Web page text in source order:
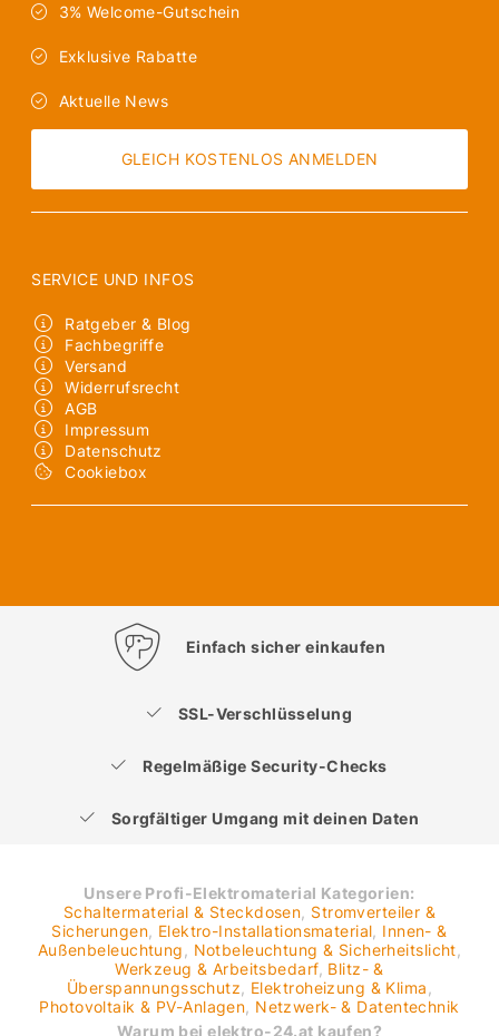
3% Welcome-Gutschein
Exklusive Rabatte
Aktuelle News
GLEICH KOSTENLOS ANMELDEN
SERVICE UND INFOS
Ratgeber & Blog
Fachbegriffe
Versand
Widerrufsrecht
AGB
Impressum
Datenschutz
Cookiebox
Einfach sicher einkaufen
SSL-Verschlüsselung
Regelmäßige Security-Checks
Sorgfältiger Umgang mit deinen Daten
Unsere Profi-Elektromaterial Kategorien:
Schaltermaterial & Steckdosen Stromverteiler &
Sicherungen Elektro-Installationsmaterial Innen- &
Außenbeleuchtung
Notbeleuchtung & Sicherheitslicht
Werkzeug & Arbeitsbedarf, Blitz- &
Überspannungsschutz
Elektroheizung & Klima
Photovoltaik & PV-Anlagen Netzwerk- & Datentechnik
Warum bei elektro-24.at kaufen?